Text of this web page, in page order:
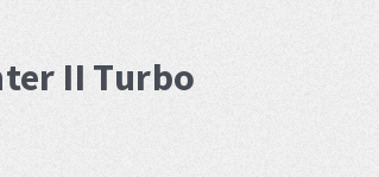
II Turbo